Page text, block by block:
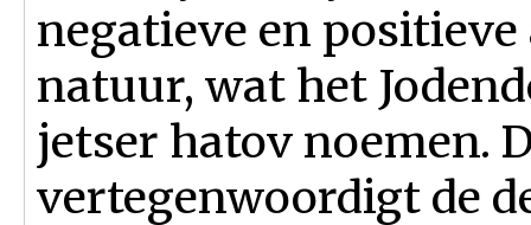
negatieve en
natuur, wat het
jetser hatov noemen.
vertegenwoordigt de